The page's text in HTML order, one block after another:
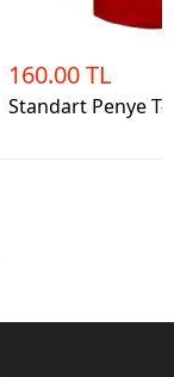
160.00 TL
Standart Penye T-